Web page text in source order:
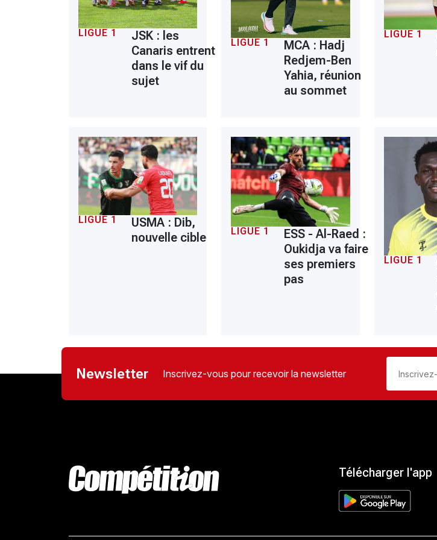
LIGUE 1
JSK : les
Canaris entrent
dans le vif du
sujet
LIGUE 1
MCA : Hadj
Redjem-Ben
Yahia, réunion
au sommet
LIGUE 1
LIGUE 1
USMA : Dib,
nouvelle cible
LIGUE 1
ESS - Al-Raed :
Oukidja va faire
ses premiers
pas
LIGUE 1
Newsletter Inscrivez-vous pour recevoir la newsletter
Télécharger l'app